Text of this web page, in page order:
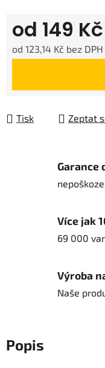
od 149 Kč
od 123,14 Kč bez DPH
Tisk Zeptat
Garance
Více jak
69 000
Výroba
Naše
Popis